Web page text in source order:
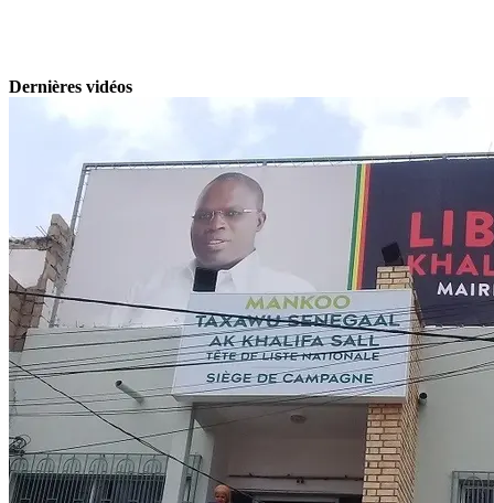
Dernières vidéos